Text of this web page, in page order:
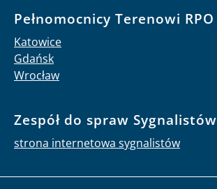
Pełnomocnicy Terenowi RPO
Katowice
Gdańsk
Wrocław
Zespół do spraw Sygnalistów
strona internetowa sygnalistów